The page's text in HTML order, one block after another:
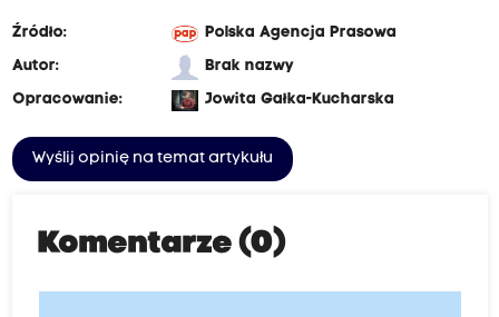
Źródło:
Polska Agencja Prasowa
Autor:
Brak nazwy
Opracowanie:
Jowita Gałka-Kucharska
Wyślij opinię na temat artykułu
Komentarze (0)